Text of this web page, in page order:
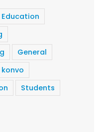
Education
General
konvo
Students